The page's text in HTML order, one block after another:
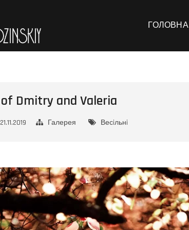
Iгор Козинський
ГОЛОВНА
Dmitry and Valeria
21.11.2019 Галерея Весiльнi